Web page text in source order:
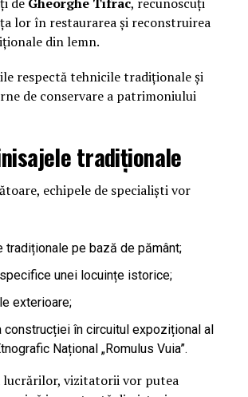
lor în restaurarea și reconstruirea
din lemn.
respectă tehnicile tradiționale și
de conservare a patrimoniului
tradiționale
echipele de specialiști vor
tradiționale pe bază de pământ;
unei locuințe istorice;
exterioare;
construcției în circuitul expozițional al
Național „Romulus Vuia”.
lucrărilor, vizitatorii vor putea